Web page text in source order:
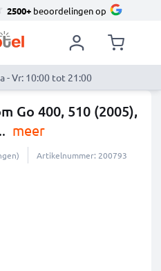
2500+beoordelingen op
- Vr: 10:00 tot 21:00
Go 400, 510 (2005),
meer
Artikelnummer: 200793